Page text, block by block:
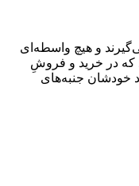
و هیچ واسطه‌ای
که در خرید و فروشِ
خودشان جنبه‌های